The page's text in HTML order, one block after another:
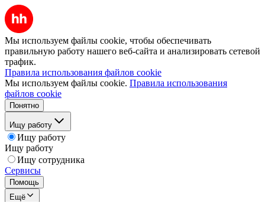
Мы используем файлы cookie, чтобы обеспечивать
правильную работу нашего веб-сайта и анализировать сетевой
трафик.
Правила использования файлов cookie
Мы используем файлы cookie. Правила использования
файлов cookie
Понятно
Ищу работу
Ищу работу
Ищу работу
Ищу сотрудника
Сервисы
Помощь
Ещё